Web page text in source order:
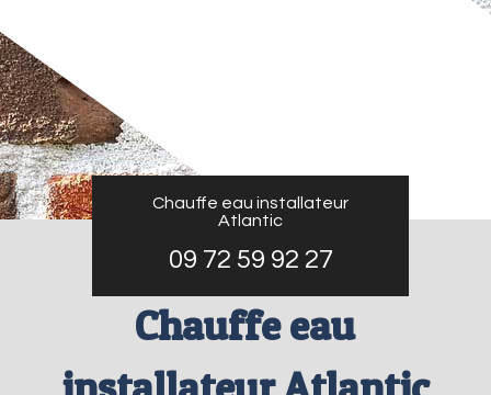
Chauffe eau installateur
Atlantic
09 72 59 92 27
Chauffe eau